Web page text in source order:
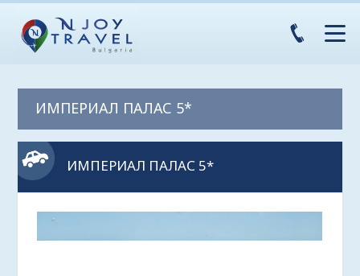
ИМПЕРИАЛ ПАЛАС 5*
ИМПЕРИАЛ ПАЛАС 5*